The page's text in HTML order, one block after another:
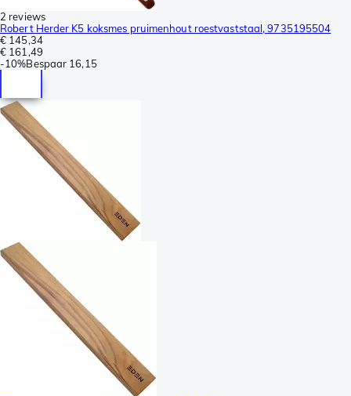
2 reviews
Robert Herder K5 koksmes pruimenhout roestvaststaal, 9735195504
€ 145,34
€ 161,49
-10%Bespaar 16,15